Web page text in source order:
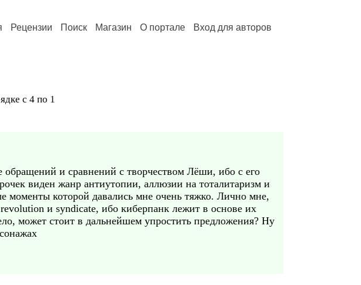
Рецензии Поиск Магазин О портале Вход для авторов
с 4 по 1
обращений и сравнений с творчеством Лёши, ибо с его
виден жанр антиутопии, аллюзии на тоталитаризм и
моменты которой давались мне очень тяжко. Лично мне,
и syndicate, ибо киберпанк лежит в основе их
может стоит в дальнейшем упростить предложения? Ну